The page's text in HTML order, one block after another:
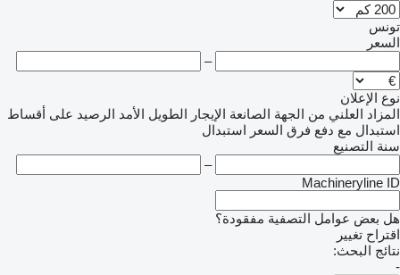
تونس
السعر
–
نوع الإعلان
المزاد العلني من الجهة الصانعة الإيجار الطويل الأمد الرصيد على أقساط
استبدال مع دفع فرق السعر استبدال
سنة التصنيع
–
Machineryline ID
هل بعض عوامل التصفية مفقودة؟
اقتراح تغيير
نتائج البحث:
-